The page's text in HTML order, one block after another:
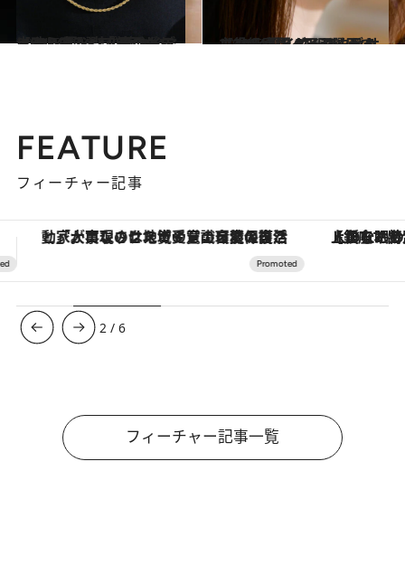
2024.5.23
【2024夏】装い華やぐネックレス7選 「首元がちょっと寂しい」日にも！ 大ぶりでシンプルコーデに映える
コミック ＆ エッセイ 2024.5.23
【2024夏】5万円以下で主役級！ イヤーアクセサリー＆バングル7選 ジュエリー専門バイヤーがセレクト
コミック ＆ エッセイ
FEATURE
フィーチャー記事
【銀座で出合う最旬美容】美髪ケアや上質な眠り…セルフケアのアップデートから、特別な名入れギフトまで。大人のための「ReFa GINZA」クルーズ
3 /6
フィーチャー記事一覧